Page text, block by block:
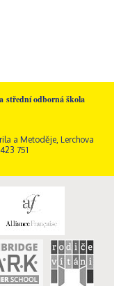
střední odborná škola
a Metoděje, Lerchova
751